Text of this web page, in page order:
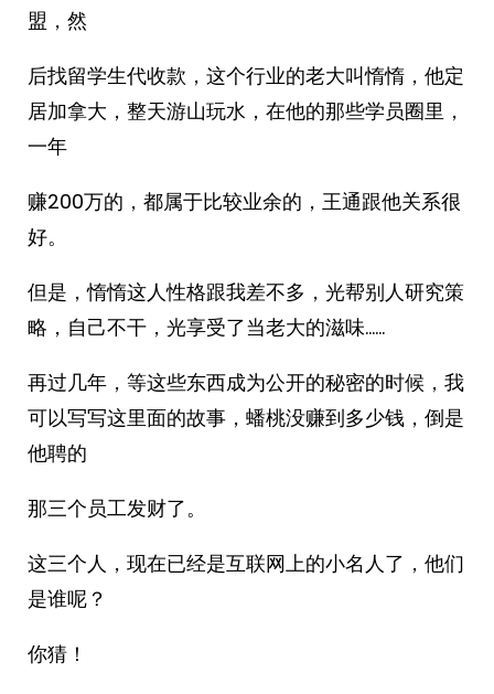
盟，然
后找留学生代收款，这个行业的老大叫惰惰，他定
居加拿大，整天游山玩水，在他的那些学员圈里，
一年
赚200万的，都属于比较业余的，王通跟他关系很
好。
但是，惰惰这人性格跟我差不多，光帮别人研究策
略，自己不干，光享受了当老大的滋味……
再过几年，等这些东西成为公开的秘密的时候，我
可以写写这里面的故事，蟠桃没赚到多少钱，倒是
他聘的
那三个员工发财了。
这三个人，现在已经是互联网上的小名人了，他们
是谁呢？
你猜！